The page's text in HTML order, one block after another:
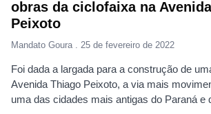
obras da ciclofaixa na
Peixoto
Mandato Goura 25 de fevereiro de 2022
Foi dada a largada para a construção de
Avenida Thiago Peixoto, a via mais
uma das cidades mais antigas do Paraná e